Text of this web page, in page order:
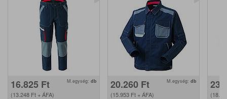
16.825 Ft
(13.248 Ft + ÁFA)
M.egység: db 20.260 Ft
(15.953 Ft + ÁFA)
M.egység: db